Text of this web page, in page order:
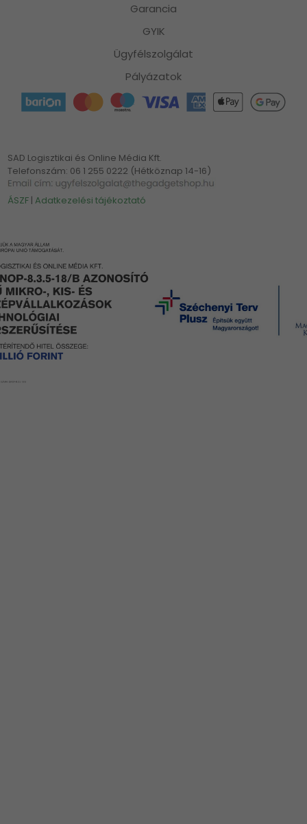
Garancia
GYIK
Ügyfélszolgálat
Pályázatok
SAD Logisztikai és Online Média Kft.
Telefonszám: 06 1 255 0222 (Hétköznap 14-16)
ÁSZF |Adatkezelési tájékoztató